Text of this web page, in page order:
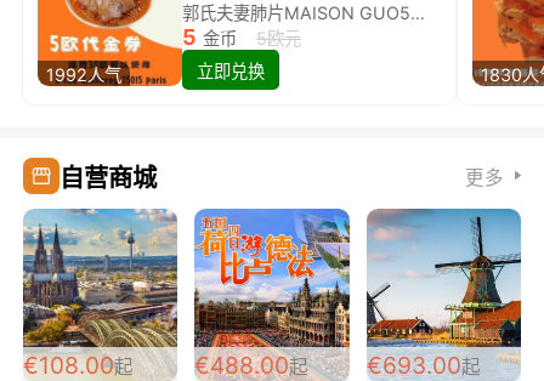
1992人气
郭氏夫妻肺片MAISON GUO5欧代金券限量兑换啦！
5 金币
5欧元
立即兑换
1830人
自营商城 更多
€108.00起 €488.00起 €693.00起